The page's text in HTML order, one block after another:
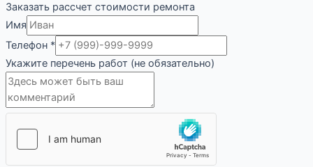
Заказать рассчет стоимости ремонта
Имя
Телефон *
Укажите перечень работ (не обязательно)